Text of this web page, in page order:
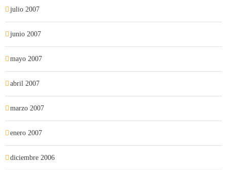
julio 2007
junio 2007
mayo 2007
abril 2007
marzo 2007
enero 2007
diciembre 2006